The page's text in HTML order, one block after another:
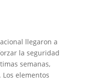
llegaron a
la seguridad
semanas,
elementos